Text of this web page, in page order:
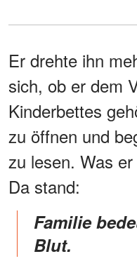
Er drehte ihn
sich, ob er dem
Kinderbettes
zu öffnen und
zu lesen. Was
Da stand:
Familie bedeutet nicht immer
Blut.